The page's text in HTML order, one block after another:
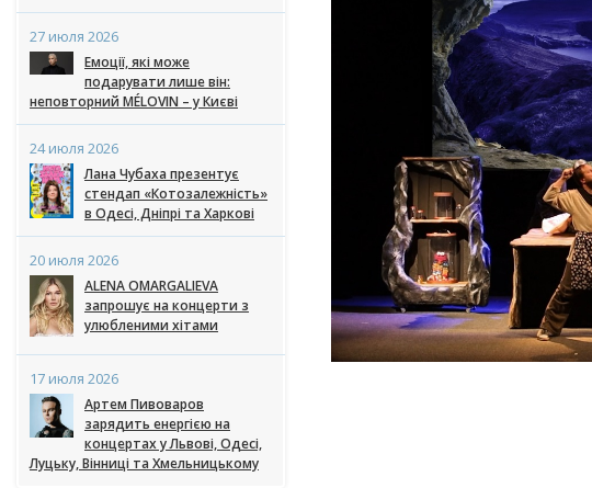
27 июля 2026
Емоції, які може
подарувати лише він:
неповторний MÉLOVIN – у Києві
24 июля 2026
Лана Чубаха презентує
стендап «Котозалежність»
в Одесі, Дніпрі та Харкові
20 июля 2026
ALENA OMARGALIEVA
запрошує на концерти з
улюбленими хітами
17 июля 2026
Артем Пивоваров
зарядить енергією на
концертах у Львові, Одесі,
Луцьку, Вінниці та Хмельницькому